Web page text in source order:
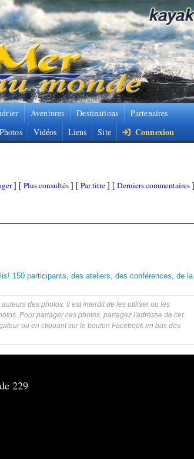
Aventures Destinations Partenaires
Photos Vidéos Liens Site Connexion
] [ Plus consultés ] [ Par titre ] [ Derniers commentaires ]
150 participants, des ateliers, des conférences, de la
des photos. Il est interdit de les utiliser ou les
Pour partager ces photos, partagez l'adresse de cet
ou en cliquant sur le bouton Facebook en bas des
229